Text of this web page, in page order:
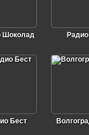
Шоколад
Бест